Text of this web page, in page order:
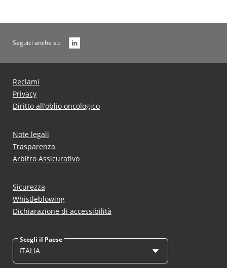
Seguici anche su
Reclami
Privacy
Diritto all’oblio oncologico
Note legali
Trasparenza
Arbitro Assicurativo
Sicurezza
Whistleblowing
Dichiarazione di accessibilità
Scegli il Paese
ITALIA